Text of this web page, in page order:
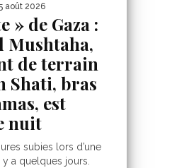
5 août 2026
» de Gaza :
Mushtaha,
de terrain
Shati, bras
est
nuit
subies lors d’une
a quelques jours.